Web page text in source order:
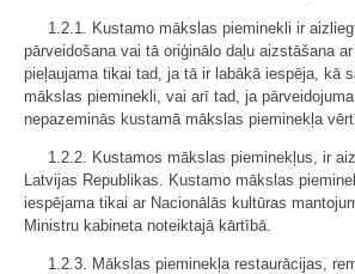
1.2.1. Kustamo mākslas pieminekli ir
pārveidošana vai tā oriģinālo daļu aizstāšana
pieļaujama tikai tad, ja tā ir labākā iespēja, kā
mākslas pieminekli, vai arī tad, ja
nepazeminās kustamā mākslas pieminekļa
1.2.2. Kustamos mākslas pieminekļus, ir
Latvijas Republikas. Kustamo mākslas
iespējama tikai ar Nacionālās kultūras
Ministru kabineta noteiktajā kārtībā.
1.2.3. Mākslas pieminekļa restaurācijas,